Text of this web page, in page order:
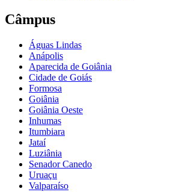
Câmpus
Águas Lindas
Anápolis
Aparecida de Goiânia
Cidade de Goiás
Formosa
Goiânia
Goiânia Oeste
Inhumas
Itumbiara
Jataí
Luziânia
Senador Canedo
Uruaçu
Valparaíso